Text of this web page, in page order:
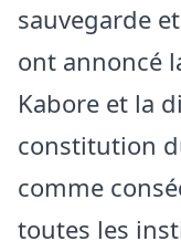
sauvegarde
ont annoncé
Kabore et la
constitution
comme
toutes les